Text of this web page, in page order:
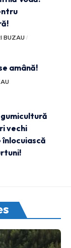
BUZAU
amână!
vechi
înlocuiască